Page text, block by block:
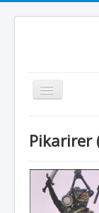
Basculer
la
Toku-Actrices
Toku-
Séries
Pikarirer